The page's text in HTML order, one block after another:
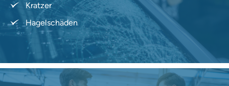
Kratzer
Hagelschäden